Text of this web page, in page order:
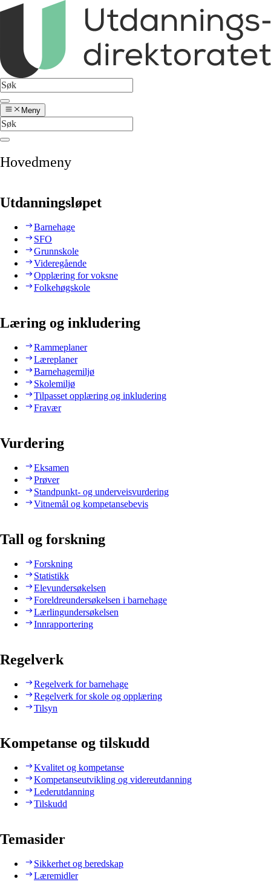
Meny
Hovedmeny
Utdanningsløpet
Barnehage
SFO
Grunnskole
Videregående
Opplæring for voksne
Folkehøgskole
Læring og inkludering
Rammeplaner
Læreplaner
Barnehagemiljø
Skolemiljø
Tilpasset opplæring og inkludering
Fravær
Vurdering
Eksamen
Prøver
Standpunkt- og underveisvurdering
Vitnemål og kompetansebevis
Tall og forskning
Forskning
Statistikk
Elevundersøkelsen
Foreldreundersøkelsen i barnehage
Lærlingundersøkelsen
Innrapportering
Regelverk
Regelverk for barnehage
Regelverk for skole og opplæring
Tilsyn
Kompetanse og tilskudd
Kvalitet og kompetanse
Kompetanseutvikling og videreutdanning
Lederutdanning
Tilskudd
Temasider
Sikkerhet og beredskap
Læremidler